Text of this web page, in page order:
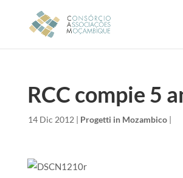
RCC compie 5
14 Dic 2012 | Progetti in Mozambico|